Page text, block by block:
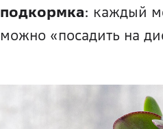
подкормка: каждый
можно «посадить на